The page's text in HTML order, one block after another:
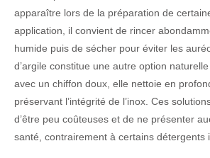
apparaître lors de la préparation de
application, il convient de rincer
humide puis de sécher pour éviter les
d’argile constitue une autre option
avec un chiffon doux, elle nettoie en
préservant l’intégrité de l’inox. Ces
d’être peu coûteuses et de ne présenter
santé, contrairement à certains détergents